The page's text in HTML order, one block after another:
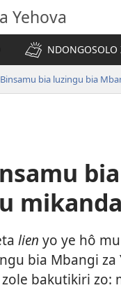
Yehova
Binsamu bia luzingu bia
lien yo ye hô
bia Mbangi za
bakutikiri